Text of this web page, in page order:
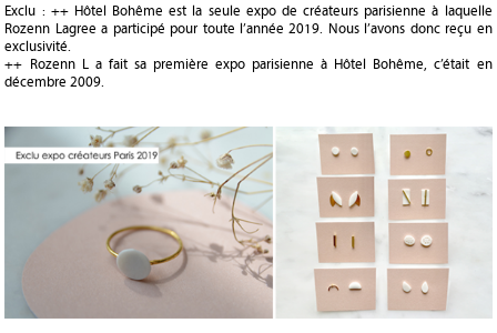
Exclu : ++ Hôtel Bohême est la seule expo de créateurs parisienne à laquelle
Rozenn Lagree a participé pour toute l’année 2019. Nous l’avons donc reçu en
exclusivité.
++ Rozenn L a fait sa première expo parisienne à Hôtel Bohême, c’était en
décembre 2009.